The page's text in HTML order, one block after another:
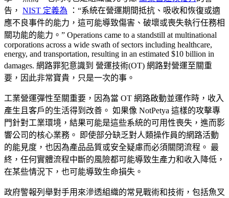
告， NIST 定義為 ：“系統在營運期間抵抗、吸收和恢復或適
應不良事件的能力，這可能導致傷害、破壞或喪失執行任務相
關功能的能力。” Operations came to a standstill at multinational
corporations across a wide swath of sectors including healthcare,
energy, and transportation, resulting in an estimated $10 billion in
damages. 網路罪犯意識到 營運技術(OT) 網路對營運至關重
要，因此非常寶貴，只是一次的事。
工業營運彈性至關重要，因為當 OT 網路啟動並運作時，收入
產生且客戶的生活得到改善。 如果像 NotPetya 這樣的攻擊專
門針對工業環境，結果可能是這些系統的可用性喪失，進而影
響公司的核心業務。 即使部分缺乏對人類操作員的網路活動
的能見度，也因為產品品質或安全疑慮而必須關閉流程。 最
終，任何實體流程中斷的風險都可能導致生產力和收入降低，
在某些情況下，也可能導致生命損失。
政府警報列舉對手用來滲透組織的常見戰術和技術，包括魚叉